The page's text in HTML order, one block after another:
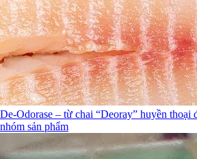
De-Odorase – từ chai “Deoray” huyền thoại
nhóm sản phẩm